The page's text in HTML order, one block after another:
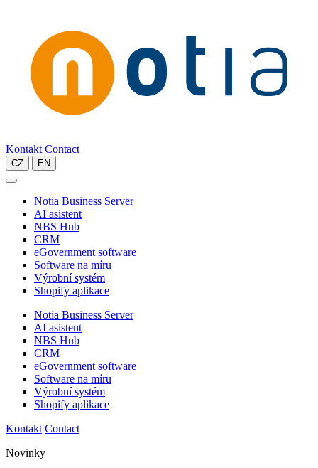
Kontakt Contact
CZ EN
Notia Business Server
AI asistent
NBS Hub
CRM
eGovernment software
Software na míru
Výrobní systém
Shopify aplikace
Notia Business Server
AI asistent
NBS Hub
CRM
eGovernment software
Software na míru
Výrobní systém
Shopify aplikace
Kontakt Contact
Novinky